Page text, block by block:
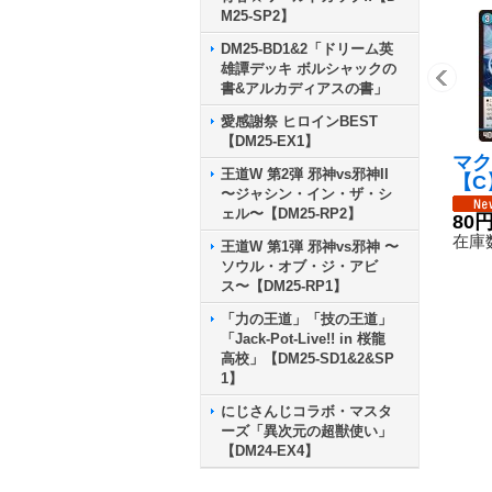
M25-SP2】
DM25-BD1&2「ドリーム英
雄譚デッキ ボルシャックの
書&アルカディアスの書」
愛感謝祭 ヒロインBEST
【DM25-EX1】
王道W 第2弾 邪神vs邪神II
〜ジャシン・イン・ザ・シ
ェル〜【DM25-RP2】
王道W 第1弾 邪神vs邪神 〜
ソウル・オブ・ジ・アビ
ス〜【DM25-RP1】
「力の王道」「技の王道」
「Jack-Pot-Live!! in 桜龍
高校」【DM25-SD1&2&SP
1】
にじさんじコラボ・マスタ
ーズ「異次元の超獣使い」
【DM24-EX4】
マ
【
8/
80
在庫